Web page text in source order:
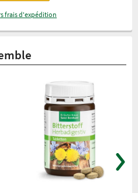
frais d'expédition